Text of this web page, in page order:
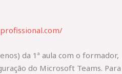
da 1ª aula com o formador,
do Microsoft Teams. Para